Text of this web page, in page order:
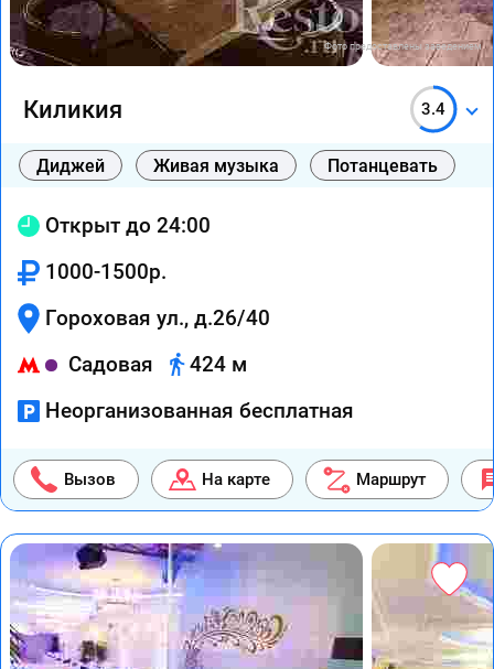
Фото предоставлены заведением
Киликия 3.4
Диджей Живая музыка Потанцевать
Открыт до 24:00
1000-1500р.
Гороховая ул., д.26/40
Садовая
424 м
Неорганизованная бесплатная
Вызов На карте Маршрут